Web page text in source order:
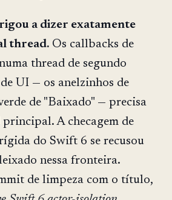
a dizer exatamente
thread. Os callbacks de
thread de segundo
UI — os anelzinhos de
de "Baixado" — precisa
A checagem de
do Swift 6 se recusou
nessa fronteira.
de limpeza com o título,